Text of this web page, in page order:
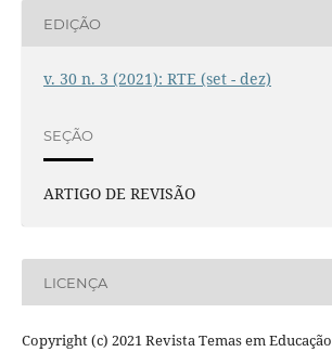
EDIÇÃO
v. 30 n. 3 (2021): RTE (set - dez)
SEÇÃO
ARTIGO DE REVISÃO
LICENÇA
Copyright (c) 2021 Revista Temas em Educação